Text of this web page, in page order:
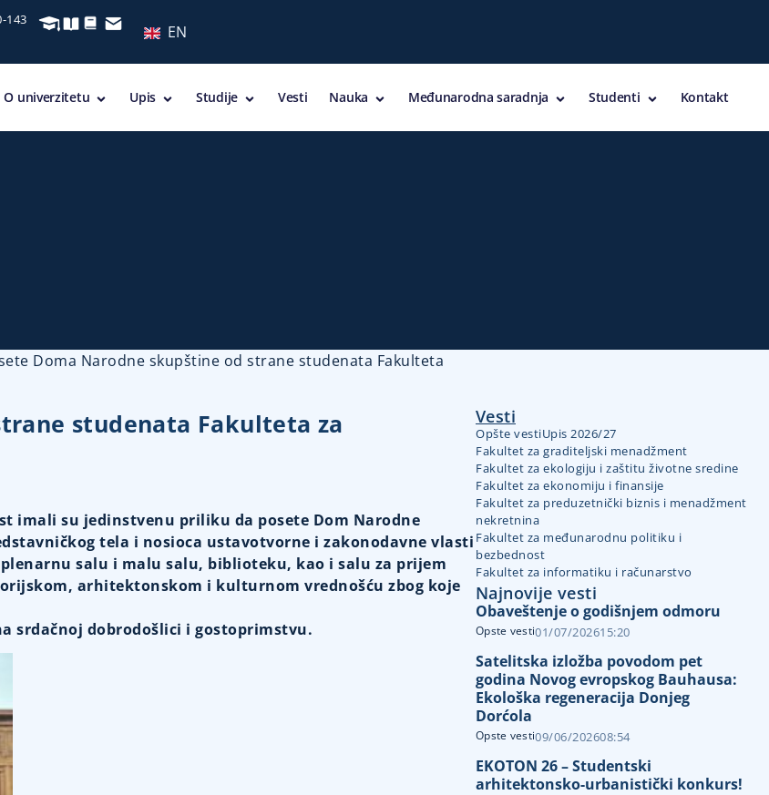
143
EN
O univerzitetu Upis Studije Vesti Nauka Međunarodna saradnja Studenti Kontakt
Doma Narodne skupštine od strane studenata Fakulteta
studenata Fakulteta za
imali su jedinstvenu priliku da posete Dom Narodne
tela i nosioca ustavotvorne i zakonodavne vlasti
salu i malu salu, biblioteku, kao i salu za prijem
arhitektonskom i kulturnom vrednošću zbog koje
srdačnoj dobrodošlici i gostoprimstvu.
Vesti
Opšte vestiUpis 2026/27
Fakultet za graditeljski menadžment
Fakultet za ekologiju i zaštitu životne sredine
Fakultet za ekonomiju i finansije
Fakultet za preduzetnički biznis i menadžment
nekretnina
Fakultet za međunarodnu politiku i
bezbednost
Fakultet za informatiku i računarstvo
Najnovije vesti
Obaveštenje o godišnjem odmoru
Opste vesti01/07/202615:20
Satelitska izložba povodom pet
godina Novog evropskog Bauhausa:
Ekološka regeneracija Donjeg
Dorćola
Opste vesti09/06/202608:54
EKOTON 26 – Studentski
arhitektonsko-urbanistički konkurs!